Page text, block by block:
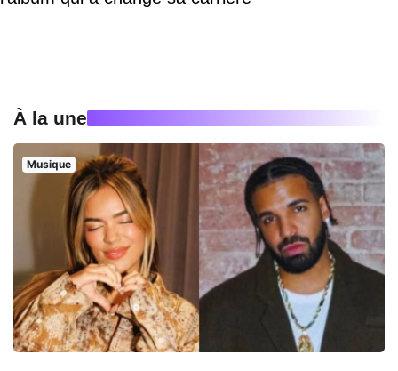
À la une
Musique